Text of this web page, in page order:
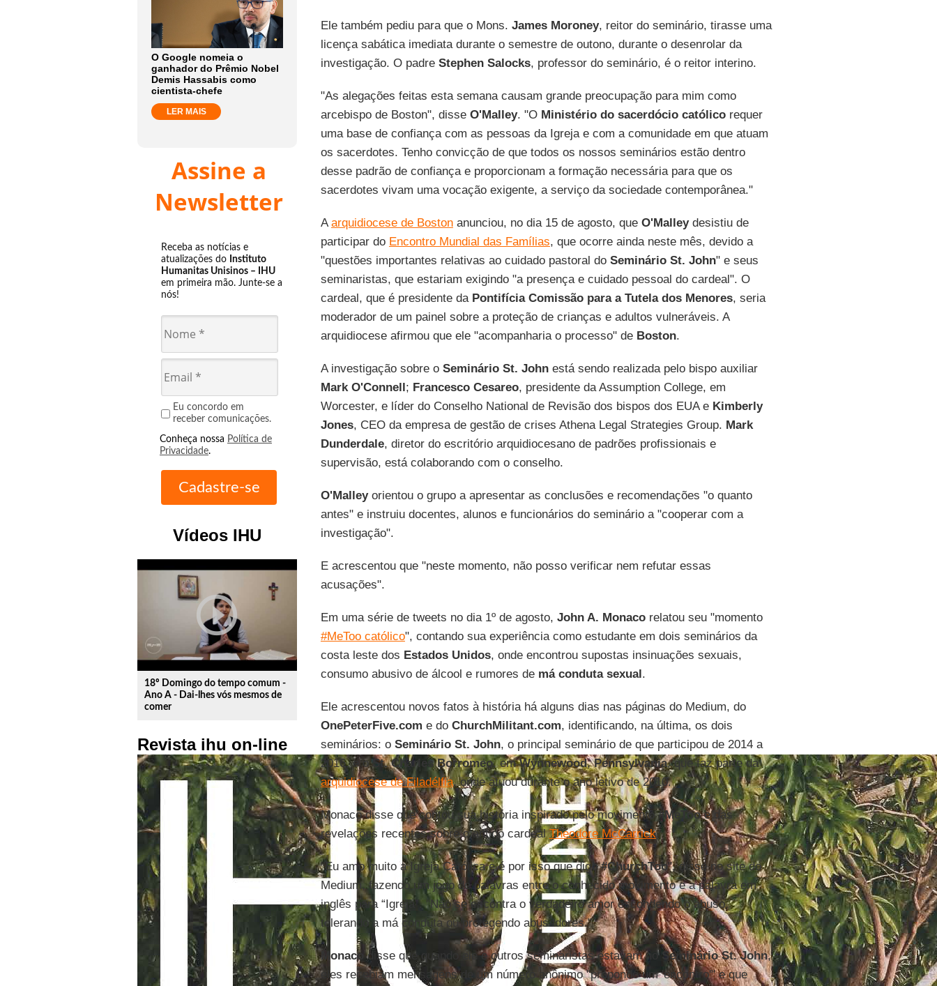
O Google nomeia o
ganhador do Prêmio Nobel
Demis Hassabis como
cientista-chefe
LER MAIS
Assine a
Newsletter
Receba as notícias e
atualizações do Instituto
Humanitas Unisinos – IHU
em primeira mão. Junte-se a
nós!
Eu concordo em
receber comunicações.
Conheça nossa Política de
Privacidade.
Vídeos IHU
play_circle_outline
18º Domingo do tempo comum -
Ano A - Dai-lhes vós mesmos de
comer
Revista ihu on-line
Ele também pediu para que o Mons. James Moroney, reitor do seminário, tirasse uma
licença sabática imediata durante o semestre de outono, durante o desenrolar da
investigação. O padre Stephen Salocks, professor do seminário, é o reitor interino.
"As alegações feitas esta semana causam grande preocupação para mim como
arcebispo de Boston", disse O'Malley. "O Ministério do sacerdócio católicorequer
uma base de confiança com as pessoas da Igreja e com a comunidade em que atuam
os sacerdotes. Tenho convicção de que todos os nossos seminários estão dentro
desse padrão de confiança e proporcionam a formação necessária para que os
sacerdotes vivam uma vocação exigente, a serviço da sociedade contemporânea."
Aarquidiocese de Bostonanunciou, no dia 15 de agosto, que O'Malleydesistiu de
participar do Encontro Mundial das Famílias, que ocorre ainda neste mês, devido a
"questões importantes relativas ao cuidado pastoral do Seminário St. John" e seus
seminaristas, que estariam exigindo "a presença e cuidado pessoal do cardeal". O
cardeal, que é presidente da Pontifícia Comissão para a Tutela dos Menores, seria
moderador de um painel sobre a proteção de crianças e adultos vulneráveis. A
arquidiocese afirmou que ele "acompanharia o processo" de Boston.
A investigação sobre o Seminário St. Johnestá sendo realizada pelo bispo auxiliar
Mark O'Connell; Francesco Cesareo, presidente da Assumption College, em
Worcester, e líder do Conselho National de Revisão dos bispos dos EUA e Kimberly
Jones, CEO da empresa de gestão de crises Athena Legal Strategies Group. Mark
Dunderdale, diretor do escritório arquidiocesano de padrões profissionais e
supervisão, está colaborando com o conselho.
O'Malleyorientou o grupo a apresentar as conclusões e recomendações "o quanto
antes" e instruiu docentes, alunos e funcionários do seminário a "cooperar com a
investigação".
E acrescentou que "neste momento, não posso verificar nem refutar essas
acusações".
Em uma série de tweets no dia 1º de agosto, John A. Monacorelatou seu "momento
#MeToo católico", contando sua experiência como estudante em dois seminários da
costa leste dos Estados Unidos, onde encontrou supostas insinuações sexuais,
consumo abusivo de álcool e rumores de má conduta sexual.
Ele acrescentou novos fatos à história há alguns dias nas páginas do Medium, do
OnePeterFive.com e do ChurchMilitant.com, identificando, na última, os dois
seminários: o Seminário St. John, o principal seminário de que participou de 2014 a
2016, e oSt. Charles Borromeo, emWynnewood,Pennsylvania, que faz parte da
arquidiocese de Filadélfia, onde atuou durante o ano letivo de 2010.
Monaco disse que contou sua história inspirado pelo movimento#MeTooe das
revelações recentes sobre o antigo cardealTheodore McCarrick.
"Eu amo muito a Igreja Católica e é por isso que digo#ChurchToo", disse no site do
Medium, fazendo um jogo de palavras entre o conhecido movimento e a palavra em
inglês para “Igreja”. "Não se encontra o verdadeiro amor escondendo o abuso,
tolerando a má conduta ou protegendo abusadores."
Monaco disse que quando ele e outros seminaristas estavam no Seminário St. John,
eles recebiam mensagens de um número anônimo "propondo um 'encontro'" e que